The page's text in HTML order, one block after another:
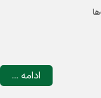
ادامه ...